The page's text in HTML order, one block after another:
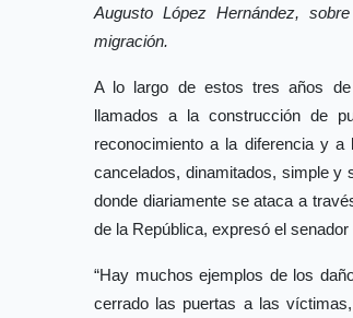
Augusto López Hernández,
migración.
A lo largo de estos tres años
llamados a la construcción de
reconocimiento a la diferencia y
cancelados, dinamitados, simple y
donde diariamente se ataca a
de la República, expresó el
“Hay muchos ejemplos de los
cerrado las puertas a las